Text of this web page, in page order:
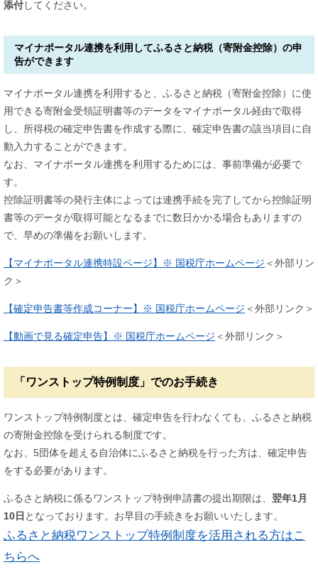
添付してください。
マイナポータル連携を利用してふるさと納税（寄附金控除）の申
告ができます
マイナポータル連携を利用すると、ふるさと納税（寄附金控除）に使
用できる寄附金受領証明書等のデータをマイナポータル経由で取得
し、所得税の確定申告書を作成する際に、確定申告書の該当項目に自
動入力することができます。
なお、マイナポータル連携を利用するためには、事前準備が必要で
す。
控除証明書等の発行主体によっては連携手続を完了してから控除証明
書等のデータが取得可能となるまでに数日かかる場合もありますの
で、早めの準備をお願いします。
【マイナポータル連携特設ページ】※ 国税庁ホームページ ＜外部リン
ク＞
【確定申告書等作成コーナー】※ 国税庁ホームページ ＜外部リンク＞
【動画で見る確定申告】※ 国税庁ホームページ ＜外部リンク＞
「ワンストップ特例制度」でのお手続き
ワンストップ特例制度とは、確定申告を行わなくても、ふるさと納税
の寄附金控除を受けられる制度です。
なお、5団体を超える自治体にふるさと納税を行った方は、確定申告
をする必要があります。
ふるさと納税に係るワンストップ特例申請書の提出期限は、 翌年1月
10日 となっております。お早目の手続きをお願いいたします。
ふるさと納税ワンストップ特例制度を活用される方はこ
ちらへ